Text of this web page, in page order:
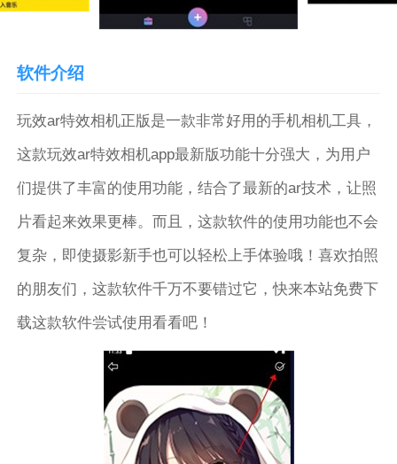
软件介绍
玩效ar特效相机正版是一款非常好用的手机相机工具，
这款玩效ar特效相机app最新版功能十分强大，为用户
们提供了丰富的使用功能，结合了最新的ar技术，让照
片看起来效果更棒。而且，这款软件的使用功能也不会
复杂，即使摄影新手也可以轻松上手体验哦！喜欢拍照
的朋友们，这款软件千万不要错过它，快来本站免费下
载这款软件尝试使用看看吧！